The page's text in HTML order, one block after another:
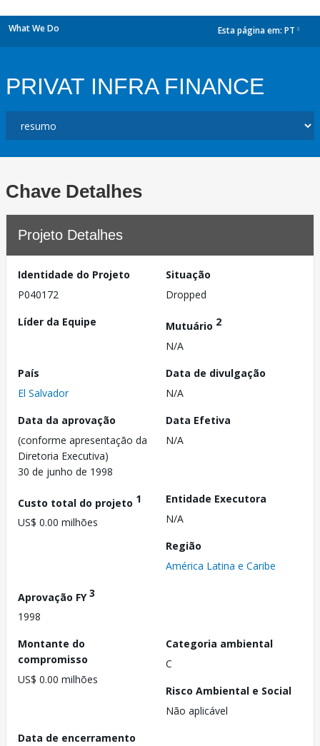
What We Do Esta página em: PT
PRIVAT INFRA FINANCE
Chave Detalhes
Projeto Detalhes
Identidade do Projeto
P040172
Situação
Dropped
Líder da Equipe
Mutuário 2
N/A
País
El Salvador
Data de divulgação
N/A
Data da aprovação
(conforme apresentação da
Diretoria Executiva)
30 de junho de 1998
Data Efetiva
N/A
Custo total do projeto 1
US$ 0.00 milhões
Entidade Executora
N/A
Região
América Latina e Caribe
Aprovação FY3
1998
Montante do
compromisso
US$ 0.00 milhões
Categoria ambiental
C
Risco Ambiental e Social
Não aplicável
Data de encerramento